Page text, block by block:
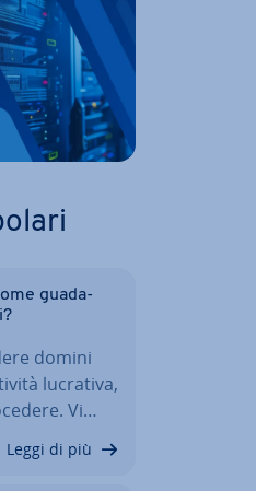
gua­da­
domini
lucrativa,
Vi…
Leggi di più